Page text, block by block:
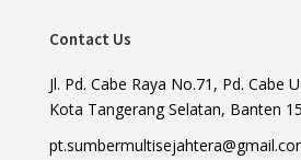
Contact Us
Jl. Pd. Cabe Raya No.71, Pd. Cabe
Kota Tangerang Selatan, Banten